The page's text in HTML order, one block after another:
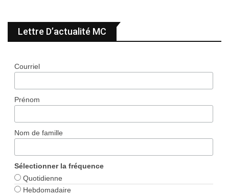
Lettre D’actualité MC
Courriel
Prénom
Nom de famille
Sélectionner la fréquence
Quotidienne
Hebdomadaire